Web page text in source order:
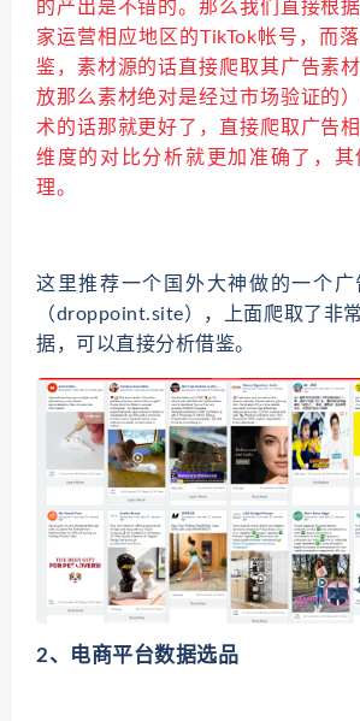
的产出是不错的。那么我们直接根
家运营相应地区的TikTok帐号，而
鉴，素材源的话直接爬取其广告素
放那么素材绝对是经过市场验证的
术的话那就更好了，直接爬取广告
维度的对比分析就更加准确了，其
理。
这里推荐一个国外大神做的一个
（droppoint.site），上面爬取了非
据，可以直接分析借鉴。
2、电商平台数据选品